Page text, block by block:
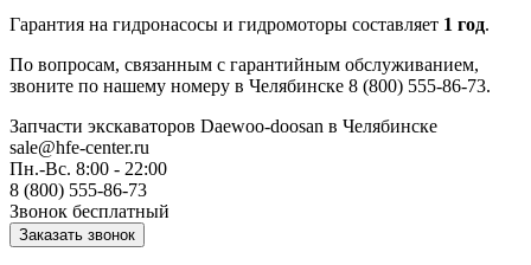
Гарантия на гидронасосы и гидромоторы составляет 1 год.
По вопросам, связанным с гарантийным обслуживанием,
звоните по нашему номеру в Челябинске 8 (800) 555-86-73.
Запчасти экскаваторов Daewoo-doosan в Челябинске
sale@hfe-center.ru
Пн.-Вс. 8:00 - 22:00
8 (800) 555-86-73
Звонок бесплатный